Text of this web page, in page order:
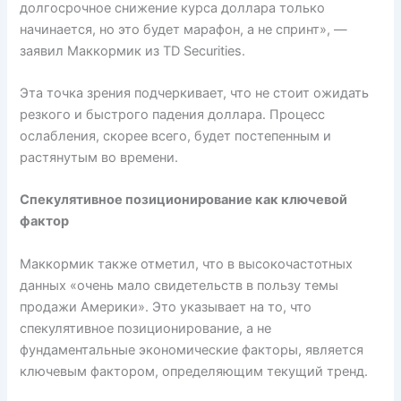
долгосрочное снижение курса доллара только
начинается, но это будет марафон, а не спринт», —
заявил Маккормик из TD Securities.
Эта точка зрения подчеркивает, что не стоит ожидать
резкого и быстрого падения доллара. Процесс
ослабления, скорее всего, будет постепенным и
растянутым во времени.
Спекулятивное позиционирование как ключевой
фактор
Маккормик также отметил, что в высокочастотных
данных «очень мало свидетельств в пользу темы
продажи Америки». Это указывает на то, что
спекулятивное позиционирование, а не
фундаментальные экономические факторы, является
ключевым фактором, определяющим текущий тренд.